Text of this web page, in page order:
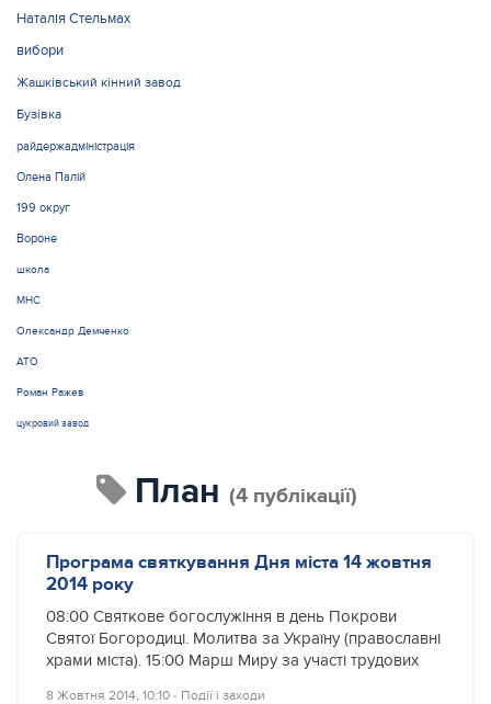
Наталія Стельмах
вибори
Жашківський кінний завод
Бузівка
райдержадміністрація
Олена Палій
199 округ
Вороне
школа
МНС
Олександр Демченко
АТО
Роман Ражев
цукровий завод
план (4 публікації)
Програма святкування Дня міста 14 жовтня
2014 року
08:00 Святкове богослужіння в день Покрови
Святої Богородиці. Молитва за Україну (православні
храми міста). 15:00 Марш Миру за участі трудових
8 Жовтня 2014, 10:10 ‐ Події і заходи